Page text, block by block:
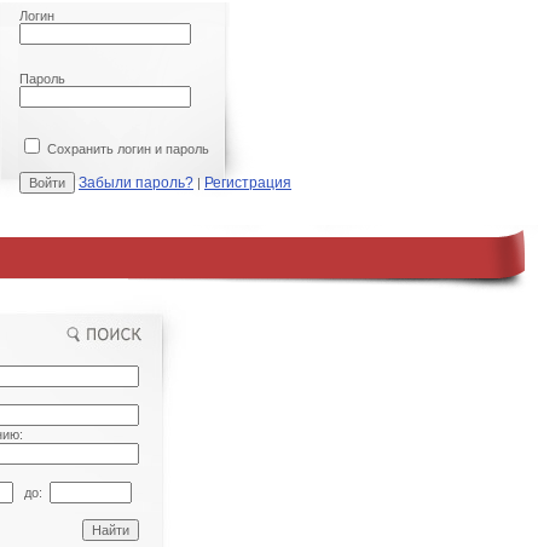
Логин
Пароль
Сохранить логин и пароль
Забыли пароль? | Регистрация
до: